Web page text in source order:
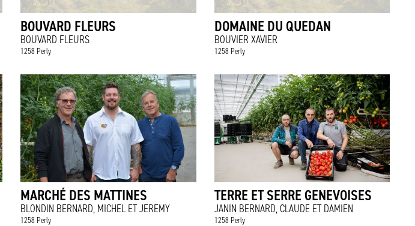
BOUVARD FLEURS
BOUVARD FLEURS
1258 Perly
DOMAINE DU QUEDAN
BOUVIER XAVIER
1258 Perly
MARCHÉ DES MATTINES
BLONDIN BERNARD, MICHEL ET JEREMY
1258 Perly
TERRE ET SERRE GENEVOISES
JANIN BERNARD, CLAUDE ET DAMIEN
1258 Perly